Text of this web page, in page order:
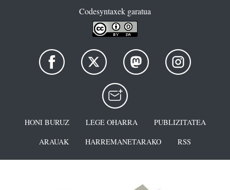
Codesyntaxek garatua
HONI BURUZ LEGE OHARRA
PUBLIZITATEA
ARAUAK
HARREMANETARAKO RSS